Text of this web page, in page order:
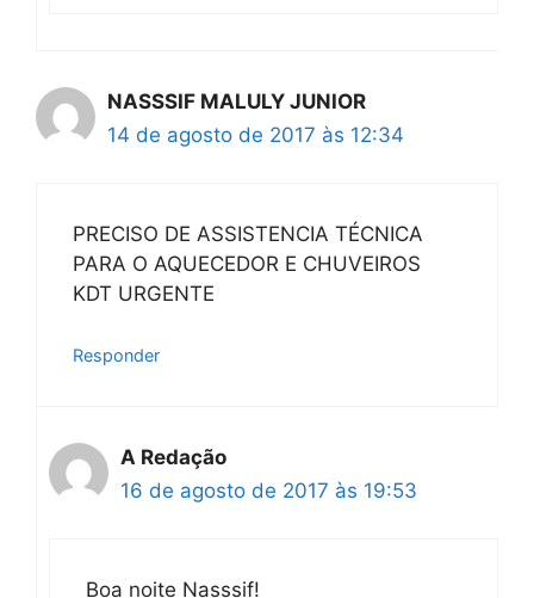
NASSSIF MALULY JUNIOR
14 de agosto de 2017 às 12:34
PRECISO DE ASSISTENCIA TÉCNICA
PARA O AQUECEDOR E CHUVEIROS
KDT URGENTE
Responder
A Redação
16 de agosto de 2017 às 19:53
Boa noite Nasssif!